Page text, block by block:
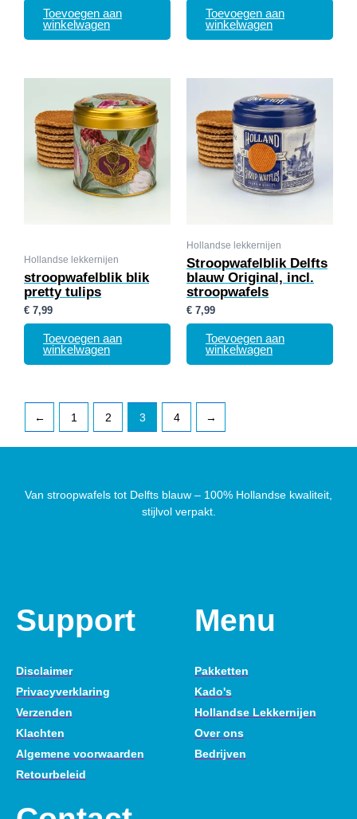
Toevoegen aan
winkelwagen
Toevoegen aan
winkelwagen
Hollandse lekkernijen
stroopwafelblik blik
pretty tulips
€ 7,99
Toevoegen aan
winkelwagen
Hollandse lekkernijen
Stroopwafelblik Delfts
blauw Original, incl.
stroopwafels
€ 7,99
Toevoegen aan
winkelwagen
← 1 2 3 4 →
Van stroopwafels tot Delfts blauw – 100% Hollandse kwaliteit,
stijlvol verpakt.
Support
Disclaimer
Privacyverklaring
Verzenden
Klachten
Algemene voorwaarden
Retourbeleid
Menu
Pakketten
Kado's
Hollandse Lekkernijen
Over ons
Bedrijven